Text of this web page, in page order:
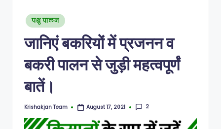
Posted
in
पशु पालन
जानिएं बकरियों में प्रजनन व
बकरी पालन से जुड़ी महत्वपूर्णं
बातें।
Posted
Krishakjan Team August 17, 2021 2